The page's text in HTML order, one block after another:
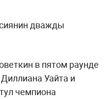
дважды
в пятом раунде
Уайта и
чемпиона